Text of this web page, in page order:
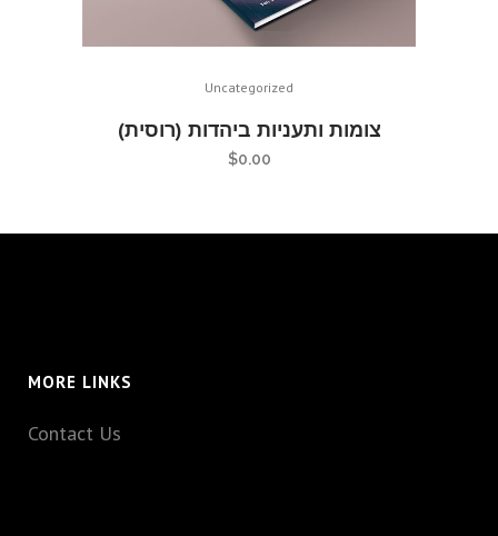
Uncategorized
צומות ותעניות ביהדות (רוסית)
$0.00
MORE LINKS
Contact Us